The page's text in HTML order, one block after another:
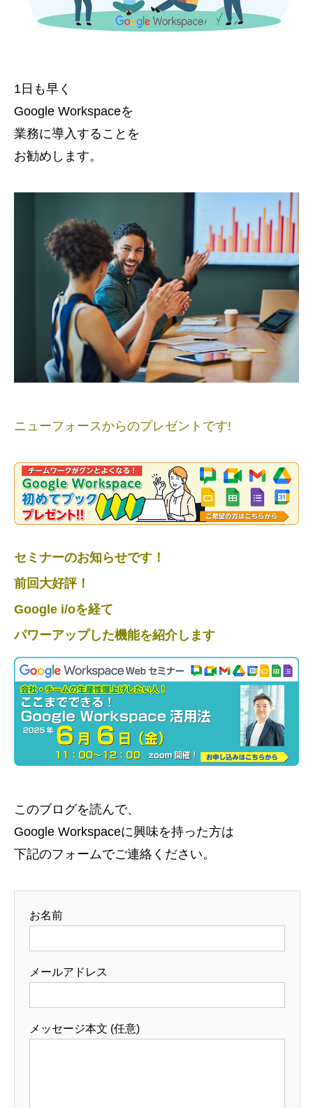
1日も早く
Google Workspaceを
業務に導入することを
お勧めします。
ニューフォースからのプレゼントです!
セミナーのお知らせです！
前回大好評！
Google i/oを経て
パワーアップした機能を紹介します
このブログを読んで、
Google Workspaceに興味を持った方は
下記のフォームでご連絡ください。
お名前
メールアドレス
メッセージ本文 (任意)